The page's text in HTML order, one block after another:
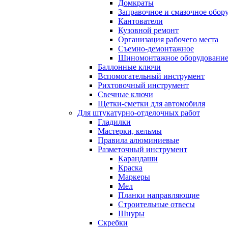
Домкраты
Заправочное и смазочное
Кантователи
Кузовной ремонт
Организация рабочего места
Съемно-демонтажное
Шиномонтажное оборудование
Баллонные ключи
Вспомогательный инструмент
Рихтовочный инструмент
Свечные ключи
Щетки-сметки для автомобиля
Для штукатурно-отделочных работ
Гладилки
Мастерки, кельмы
Правила алюминиевые
Разметочный инструмент
Карандаши
Краска
Маркеры
Мел
Планки направляющие
Строительные отвесы
Шнуры
Скребки